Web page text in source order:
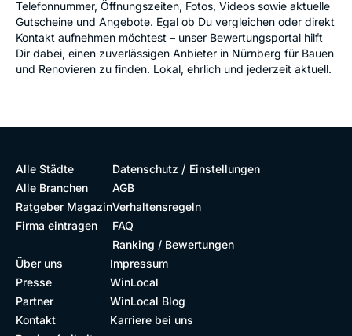
Telefonnummer, Öffnungszeiten, Fotos, Videos sowie aktuelle
Gutscheine und Angebote. Egal ob Du vergleichen oder direkt
Kontakt aufnehmen möchtest – unser Bewertungsportal hilft
Dir dabei, einen zuverlässigen Anbieter in Nürnberg für Bauen
und Renovieren zu finden. Lokal, ehrlich und jederzeit aktuell.
Alle Städte
Alle Branchen
Ratgeber Magazin
Firma eintragen
Datenschutz / Einstellungen
AGB
Verhaltensregeln
FAQ
Ranking / Bewertungen
Über uns
Presse
Partner
Kontakt
Impressum
WinLocal
WinLocal Blog
Karriere bei uns